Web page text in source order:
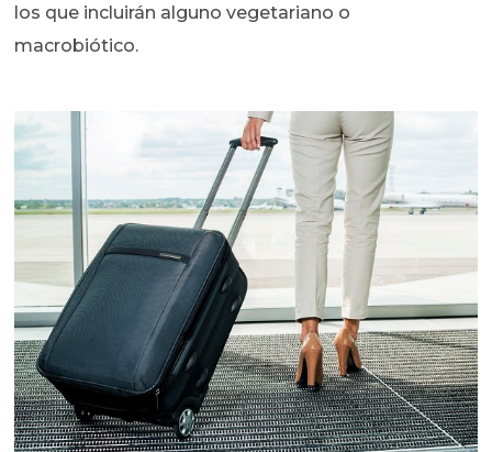
los que incluirán alguno vegetariano o
macrobiótico.